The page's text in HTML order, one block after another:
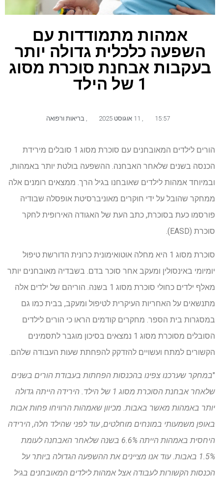
אמהות מתמודדות עם
השפעה כלכלית גדולה יותר
בעקבות אבחנת סוכרת מסוג
1 של הילד
15:57 בריאות ורפואה
הורים לילדים המאובחנים עם סוכרת מסוג 1 סובלים מירידת
הכנסה בשנים שלאחר האבחנה. ההשפעה בולטת יותר באמהות,
ובמיוחד אמהות לילדים שאובחנו בגיל הרך. ממצאים רומנים אלה
ממחקר שהובל על ידי חוקרים מאוניברסיטת אופסלה שבודיה
פורסמו כעת בסוכרת, כתב העת של האגודה האירופית לחקר
סוכרת (EASD).
סוכרת מסוג 1 היא מחלה אוטואימונית כרונית הדורשת טיפול
יומיומי באינסולין ומעקב אחר סוכר בדם. בשבדיה מאובחנים יותר
מאלף ילדים כחולי סוכרת מסוג 1 בשנה. הוריהם של ילדים אלה
מתנשאים על האחריות העיקרית לטיפול ומעקב, בבית כמו גם
במסגרות בית הספר. מחקרים קודמים הראו כי הורים לילדים
הסובלים מסוכרת מסוג 1 נמצאים בסיכון מוגבר לתסמינים
הקשורים למתח ועשויים להזדקק להפחתת שעות העבודה שלהם.
"במחקר שערכנו צפינו בהכנסות הפחתות בעבודת הורים בשנים
שלאחר אבחנת הסוכרת מסוג 1 של הילד. הירידה הייתה גדולה
יותר באמהות מאשר באבות. מכיוון שאמהות הרוויחו פחות אבות
באופן משמעותי במונחים מוחלטים, עוד לפני שהילד חלה, הירידה
היחסית באמהות הייתה 6.6% בשנה שלאחר האבחנה לעומת
1.5% באבות. עוד אנו מציינים את ההשפעה הגדולה ביותר על
הכנסות הקשורות לעבודה אצל אמהות לילדים המאובחנים בגיל